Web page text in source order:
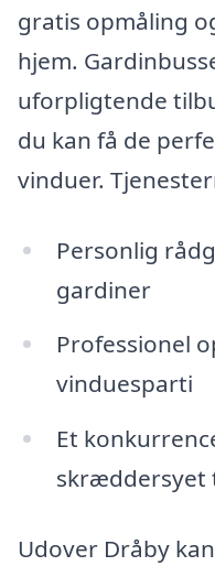
gratis opmåling
hjem.
uforpligtende
du kan få de
vinduer.
Personlig
gardiner
Professionel
vinduesparti
Et
skræddersyet
Udover Dråby